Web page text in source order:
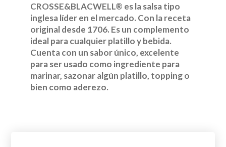
CROSSE&BLACWELL® es la salsa tipo
inglesa líder en el mercado. Con la receta
original desde 1706. Es un complemento
ideal para cualquier platillo y bebida.
Cuenta con un sabor único, excelente
para ser usado como ingrediente para
marinar, sazonar algún platillo, topping o
bien como aderezo.